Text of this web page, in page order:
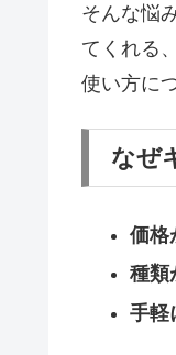
そんな悩
てくれる
使い方に
なぜ
価格
種類
手軽